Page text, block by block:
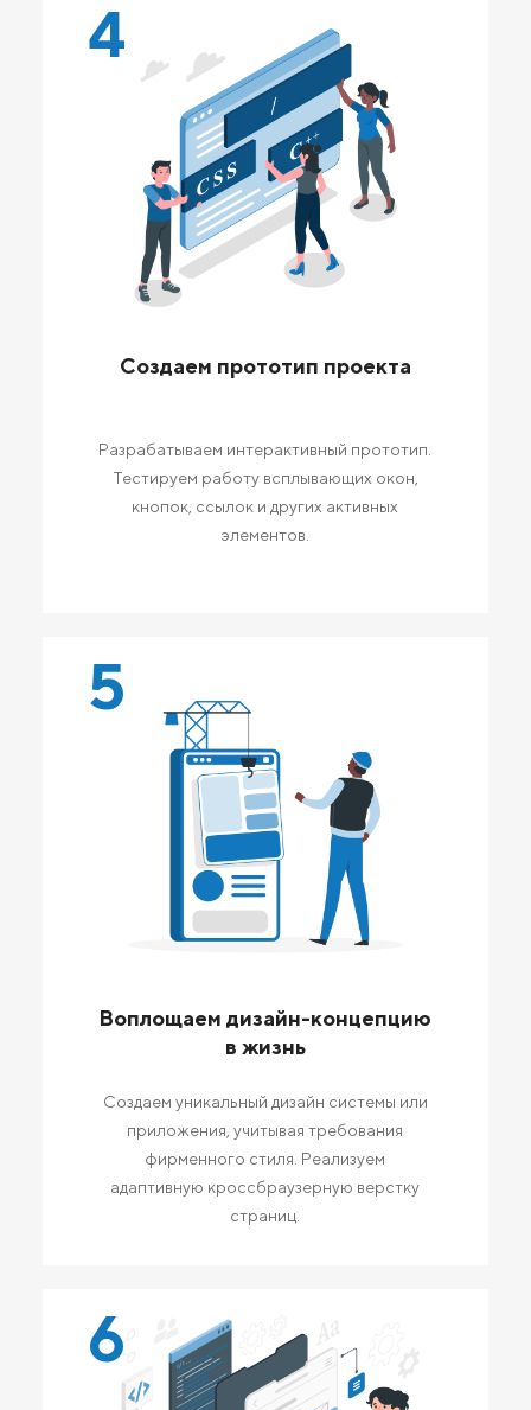
4
Создаем прототип проекта
Разрабатываем интерактивный прототип.
Тестируем работу всплывающих окон,
кнопок, ссылок и других активных
элементов.
5
Воплощаем дизайн-концепцию
в жизнь
Создаем уникальный дизайн системы или
приложения, учитывая требования
фирменного стиля. Реализуем
адаптивную кроссбраузерную верстку
страниц.
6